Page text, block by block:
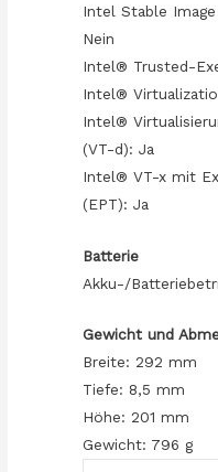
Intel Stable
Nein
Intel® Trusted-
Intel®
Intel®
(VT-d): Ja
Intel® VT-x mit
(EPT): Ja
Batterie
Akku-/
Gewicht und
Breite: 292 mm
Tiefe: 8,5 mm
Höhe: 201 mm
Gewicht: 796 g